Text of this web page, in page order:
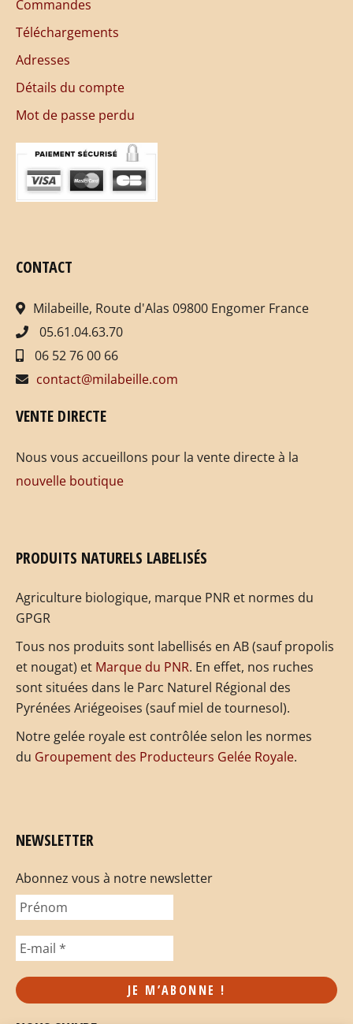
Commandes
Téléchargements
Adresses
Détails du compte
Mot de passe perdu
CONTACT
Milabeille, Route d'Alas 09800 Engomer France
05.61.04.63.70
06 52 76 00 66
contact@milabeille.com
VENTE DIRECTE
Nous vous accueillons pour la vente directe à la
nouvelle boutique
PRODUITS NATURELS LABELISÉS
Agriculture biologique, marque PNR et normes du
GPGR
Tous nos produits sont labellisés en AB (sauf propolis
et nougat) et Marque du PNR. En effet, nos ruches
sont situées dans le Parc Naturel Régional des
Pyrénées Ariégeoises (sauf miel de tournesol).
Notre gelée royale est contrôlée selon les normes
du Groupement des Producteurs Gelée Royale.
NEWSLETTER
Abonnez vous à notre newsletter